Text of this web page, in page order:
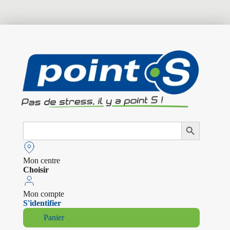
Search
Search Button
Mon centre
Choisir
Mon compte
S'identifier
Panier